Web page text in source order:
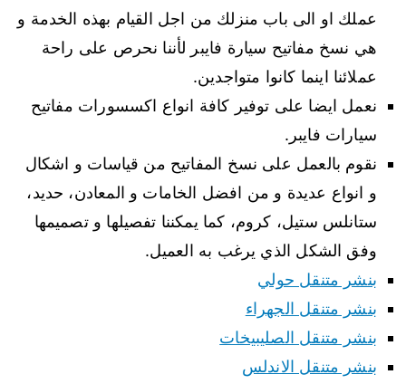
عملك او الى باب منزلك من اجل القيام بهذه الخدمة و
هي نسخ مفاتيح سيارة فايبر لأننا نحرص على راحة
عملائنا اينما كانوا متواجدين.
نعمل ايضا على توفير كافة انواع اكسسورات مفاتيح
سيارات فايبر.
نقوم بالعمل على نسخ المفاتيح من قياسات و اشكال
و انواع عديدة و من افضل الخامات و المعادن، حديد،
ستانلس ستيل، كروم، كما يمكننا تفصيلها و تصميمها
وفق الشكل الذي يرغب به العميل.
بنشر متنقل حولي
بنشر متنقل الجهراء
بنشر متنقل الصليبيخات
بنشر متنقل الاندلس